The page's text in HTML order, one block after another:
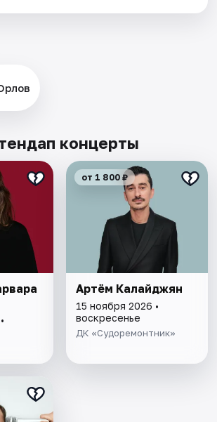
концерты
от 1 800 ₽
Артём Калайджян
15 ноября 2026 •
воскресенье
ДК «Судоремонтник»